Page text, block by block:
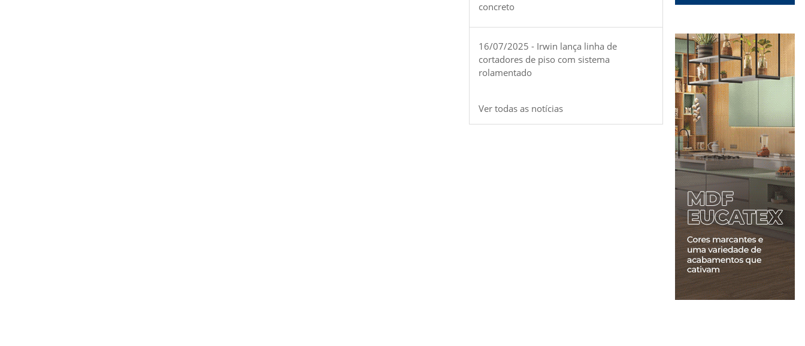
concreto
16/07/2025 - Irwin lança linha de
cortadores de piso com sistema
rolamentado
Ver todas as notícias